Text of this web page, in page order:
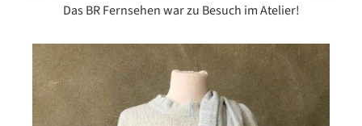
Das BR Fernsehen war zu Besuch im Atelier!